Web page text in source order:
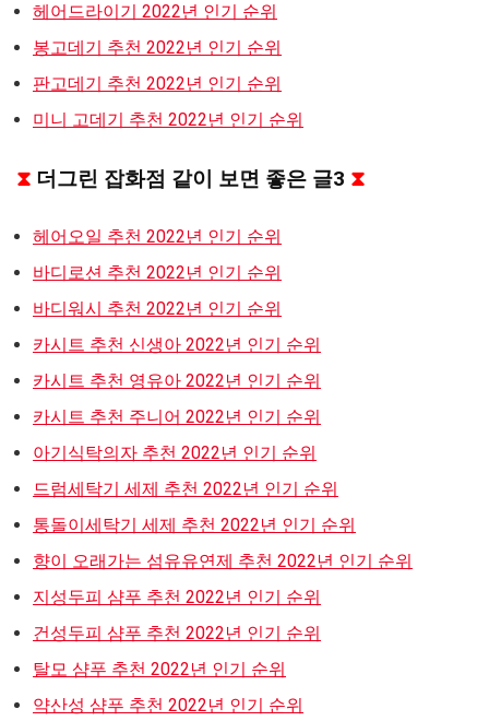
헤어드라이기 2022년 인기 순위
봉고데기 추천 2022년 인기 순위
판고데기 추천 2022년 인기 순위
미니 고데기 추천 2022년 인기 순위
⧗ 더그린 잡화점 같이 보면 좋은 글3 ⧗
헤어오일 추천 2022년 인기 순위
바디로션 추천 2022년 인기 순위
바디워시 추천 2022년 인기 순위
카시트 추천 신생아 2022년 인기 순위
카시트 추천 영유아 2022년 인기 순위
카시트 추천 주니어 2022년 인기 순위
아기식탁의자 추천 2022년 인기 순위
드럼세탁기 세제 추천 2022년 인기 순위
통돌이세탁기 세제 추천 2022년 인기 순위
향이 오래가는 섬유유연제 추천 2022년 인기 순위
지성두피 샴푸 추천 2022년 인기 순위
건성두피 샴푸 추천 2022년 인기 순위
탈모 샴푸 추천 2022년 인기 순위
약산성 샴푸 추천 2022년 인기 순위